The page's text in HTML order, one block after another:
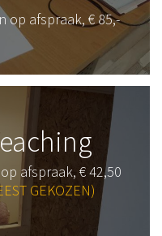
op afspraak, € 85,-
afspraak, € 42,50
GEKOZEN)